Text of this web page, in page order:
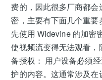
费的，因此很多厂商都
密，主要有下面几个重
先使用 Widevine 的加密
使视频流变得无法观看
备授权： 用户设备必须
护的内容。这通常涉及